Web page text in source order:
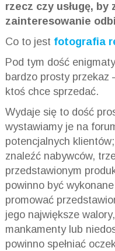
rzecz czy usługę, by
zainteresowanie
Co to jest fotografia
Pod tym dość
bardzo prosty przekaz
ktoś chce sprzedać.
Wydaje się to dość
wystawiamy je na
potencjalnych
znaleźć nabywców,
przedstawionym
powinno być
promować
jego największe
mankamenty lub
powinno spełniać